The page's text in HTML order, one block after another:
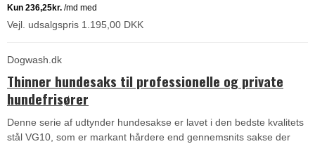
Vejl. udsalgspris 1.195,00 DKK
Dogwash.dk
Thinner hundesaks til professionelle og private
hundefrisører
Denne serie af udtynder hundesakse er lavet i den bedste kvalitets
stål VG10, som er markant hårdere end gennemsnits sakse der